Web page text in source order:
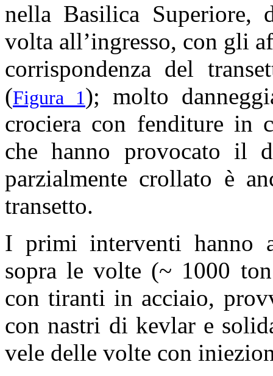
nella Basilica Superiore,
volta all’ingresso, con gli
corrispondenza del
(Figura 1); molto
crociera con fenditure in
che hanno provocato il
parzialmente crollato è
transetto.
I primi interventi hanno
sopra le volte (~ 1000
con tiranti in acciaio,
con nastri di kevlar e
vele delle volte con